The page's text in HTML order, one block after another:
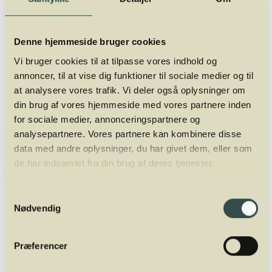
Denne hjemmeside bruger cookies
Vi bruger cookies til at tilpasse vores indhold og
annoncer, til at vise dig funktioner til sociale medier og til
at analysere vores trafik. Vi deler også oplysninger om
din brug af vores hjemmeside med vores partnere inden
for sociale medier, annonceringspartnere og
analysepartnere. Vores partnere kan kombinere disse
data med andre oplysninger, du har givet dem, eller som
de har indsamlet fra din brug af deres tjenester.
Nødvendig
Præferencer